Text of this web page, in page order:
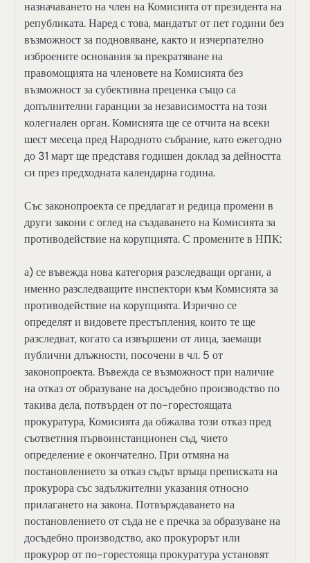
назначаването на член на Комисията от президента на
републиката. Наред с това, мандатът от пет години без
възможност за подновяване, както и изчерпателно
изброените основания за прекратяване на
правомощията на членовете на Комисията без
възможност за субективна преценка също са
допълнителни гаранции за независимостта на този
колегиален орган. Комисията ще се отчита на всеки
шест месеца пред Народното събрание, като ежегодно
до 31 март ще представя годишен доклад за дейността
си през предходната календарна година.
Със законопроекта се предлагат и редица промени в
други закони с оглед на създаването на Комисията за
противодействие на корупцията. С промените в НПК:
а) се въвежда нова категория разследващи органи, а
именно разследващите инспектори към Комисията за
противодействие на корупцията. Изрично се
определят и видовете престъпления, които те ще
разследват, когато са извършени от лица, заемащи
публични длъжности, посочени в чл. 5 от
законопроекта. Въвежда се възможност при наличие
на отказ от образуване на досъдебно производство по
такива дела, потвърден от по-горестоящата
прокуратура, Комисията да обжалва този отказ пред
съответния първоинстанционен съд, чието
определение е окончателно. При отмяна на
постановлението за отказ съдът връща преписката на
прокурора със задължителни указания относно
прилагането на закона. Потвърждаването на
постановлението от съда не е пречка за образуване на
досъдебно производство, ако прокурорът или
прокурор от по-горестояща прокуратура установят